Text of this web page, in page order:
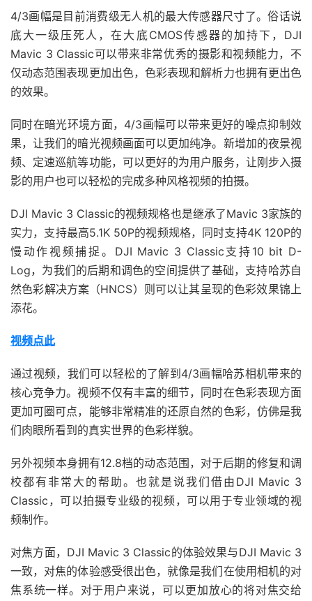
4/3画幅是目前消费级无人机的最大传感器尺寸了。俗话说
底大一级压死人，在大底CMOS传感器的加持下，DJI
Mavic 3 Classic可以带来非常优秀的摄影和视频能力，不
仅动态范围表现更加出色，色彩表现和解析力也拥有更出色
的效果。
同时在暗光环境方面，4/3画幅可以带来更好的噪点抑制效
果，让我们的暗光视频画面可以更加纯净。新增加的夜景视
频、定速巡航等功能，可以更好的为用户服务，让刚步入摄
影的用户也可以轻松的完成多种风格视频的拍摄。
DJI Mavic 3 Classic的视频规格也是继承了Mavic 3家族的
实力，支持最高5.1K 50P的视频规格，同时支持4K 120P的
慢动作视频捕捉。DJI Mavic 3 Classic支持10 bit D-
Log，为我们的后期和调色的空间提供了基础，支持哈苏自
然色彩解决方案（HNCS）则可以让其呈现的色彩效果锦上
添花。
视频点此
通过视频，我们可以轻松的了解到4/3画幅哈苏相机带来的
核心竞争力。视频不仅有丰富的细节，同时在色彩表现方面
更加可圈可点，能够非常精准的还原自然的色彩，仿佛是我
们肉眼所看到的真实世界的色彩样貌。
另外视频本身拥有12.8档的动态范围，对于后期的修复和调
校都有非常大的帮助。也就是说我们借由DJI Mavic 3
Classic，可以拍摄专业级的视频，可以用于专业领域的视
频制作。
对焦方面，DJI Mavic 3 Classic的体验效果与DJI Mavic 3
一致，对焦的体验感受很出色，就像是我们在使用相机的对
焦系统一样。对于用户来说，可以更加放心的将对焦交给